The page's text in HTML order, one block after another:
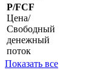
P/FCF
Цена/
Свободный
денежный
поток
Показать все